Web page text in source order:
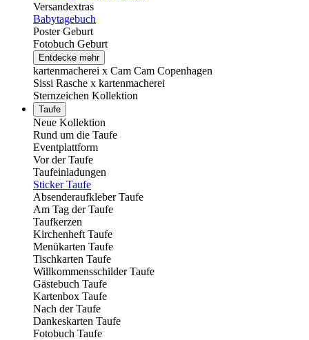
Versandextras
Babytagebuch
Poster Geburt
Fotobuch Geburt
Entdecke mehr
kartenmacherei x Cam Cam Copenhagen
Sissi Rasche x kartenmacherei
Sternzeichen Kollektion
Taufe
Neue Kollektion
Rund um die Taufe
Eventplattform
Vor der Taufe
Taufeinladungen
Sticker Taufe
Absenderaufkleber Taufe
Am Tag der Taufe
Taufkerzen
Kirchenheft Taufe
Menükarten Taufe
Tischkarten Taufe
Willkommensschilder Taufe
Gästebuch Taufe
Kartenbox Taufe
Nach der Taufe
Dankeskarten Taufe
Fotobuch Taufe